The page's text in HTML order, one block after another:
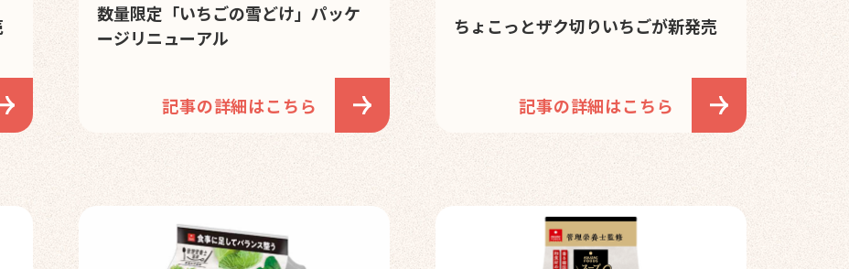
数量限定「いちごの雪どけ」パッケ
ージリニューアル
記事の詳細はこちら
ちょこっとザク切りいちごが新発売
記事の詳細はこちら